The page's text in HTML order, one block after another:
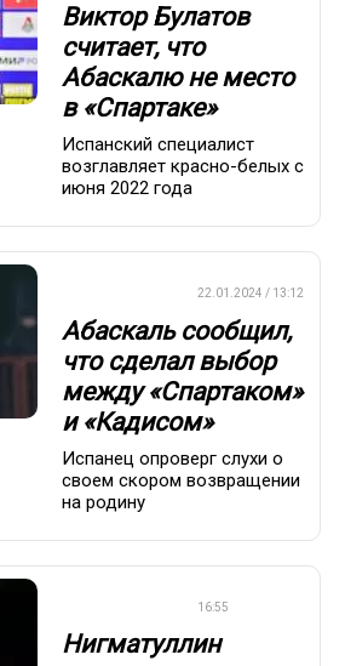
Виктор Булатов
считает, что
Абаскалю не место
в «Спартаке»
Испанский специалист
возглавляет красно-белых с
июня 2022 года
22.01.2024 / 13:12
Абаскаль сообщил,
что сделал выбор
между «Спартаком»
и «Кадисом»
Испанец опроверг слухи о
своем скором возвращении
на родину
16:55
Нигматуллин